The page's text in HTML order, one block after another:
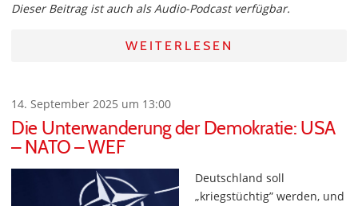
Dieser Beitrag ist auch als Audio-Podcast verfügbar.
WEITERLESEN
14. September 2025 um 13:00
Die Unterwanderung der Demokratie: USA
– NATO – WEF
Deutschland soll
„kriegstüchtig” werden, und